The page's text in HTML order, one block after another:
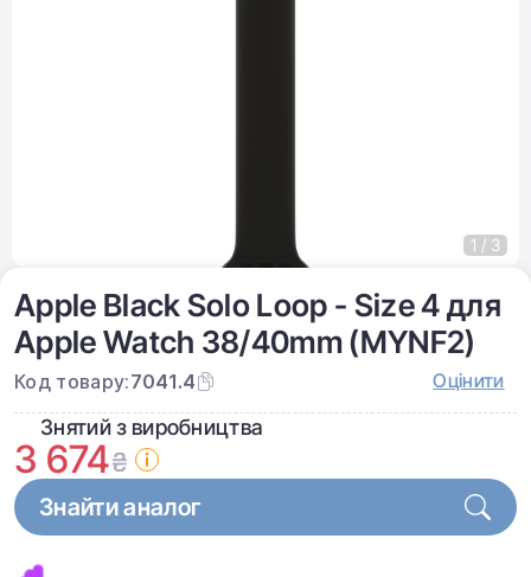
Apple Black Solo Loop - Size 4 для
Apple Watch 38/40mm (MYNF2)
Код товару:7041.4 Оцінити
Знятий з виробництва
3 674₴
Знайти аналог
1 / 3